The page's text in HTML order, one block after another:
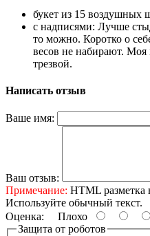
букет из 15 воздушных
с надписями: Лучше
то можно. Коротко о
весов не набирают. Моя
трезвой.
Написать отзыв
Ваше имя:
Ваш отзыв:
Примечание: HTML разметка
Используйте обычный текст.
Оценка: Плохо
Защита от роботов